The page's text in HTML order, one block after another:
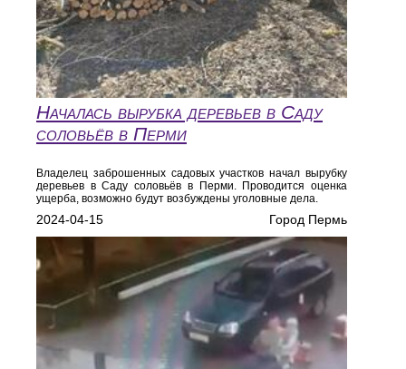
Началась вырубка деревьев в Саду
соловьёв в Перми
Владелец заброшенных садовых участков начал вырубку
деревьев в Саду соловьёв в Перми. Проводится оценка
ущерба, возможно будут возбуждены уголовные дела.
2024-04-15 Город Пермь